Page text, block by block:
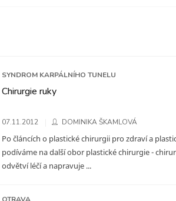
SYNDROM KARPÁLNÍHO TUNELU
Chirurgie ruky
07.11.2012 DOMINIKA ŠKAMLOVÁ
Po článcích o plastické chirurgii pro zdraví a
podíváme na další obor plastické chirurgie -
odvětví léčí a napravuje ...